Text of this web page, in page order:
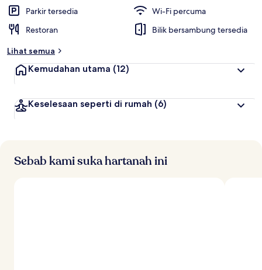
Parkir tersedia
Wi-Fi percuma
Restoran
Bilik bersambung tersedia
Lihat semua
Kemudahan utama (12)
Keselesaan seperti di rumah (6)
Sebab kami suka hartanah ini